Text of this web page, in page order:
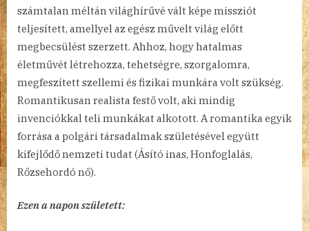
számtalan méltán világhírűvé vált képe missziót
teljesített, amellyel az egész művelt világ előtt
megbecsülést szerzett. Ahhoz, hogy hatalmas
életművét létrehozza, tehetségre, szorgalomra,
megfeszített szellemi és fizikai munkára volt szükség.
Romantikusan realista festő volt, aki mindig
invenciókkal teli munkákat alkotott. A romantika egyik
forrása a polgári társadalmak születésével együtt
kifejlődő nemzeti tudat (Ásító inas, Honfoglalás,
Rőzsehordó nő).
Ezen a napon született: